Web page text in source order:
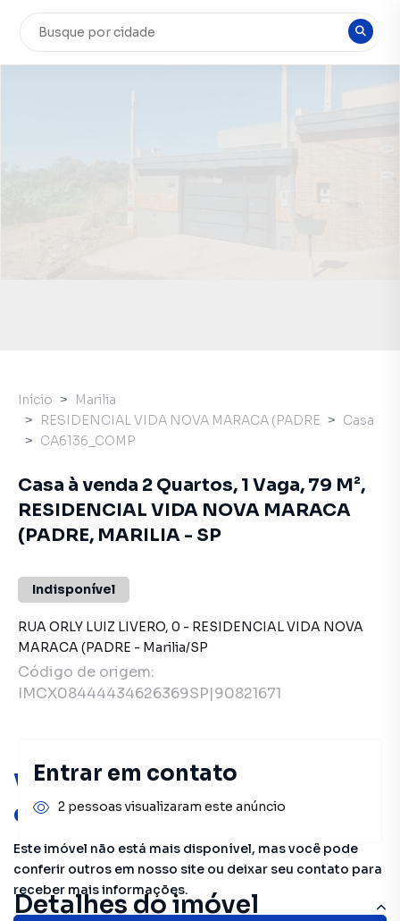
Você pode encontrar novas
oportunidades!
Este imóvel não está mais disponível, mas você pode
conferir outros em nosso site ou deixar seu contato para
receber mais informações.
Detalhes do imóvel
Início
Marilia
RESIDENCIAL VIDA NOVA MARACA (PADRE
Casa
CA6136_COMP
Casa à venda 2 Quartos, 1 Vaga, 79 M²,
RESIDENCIAL VIDA NOVA MARACA
(PADRE, MARILIA - SP
Indisponível
RUA ORLY LUIZ LIVERO, 0 - RESIDENCIAL VIDA NOVA
MARACA (PADRE - Marilia/SP
Código de origem:
IMCX08444434626369SP|90821671
Entrar em contato
2 pessoas visualizaram este anúncio